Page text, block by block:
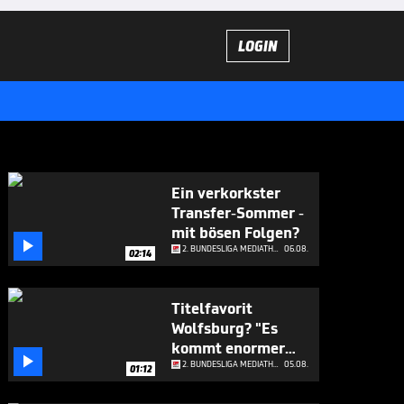
LOGIN
 02:14
Ein verkorkster
Transfer-Sommer -
mit bösen Folgen?
2. BUNDESLIGA MEDIATHEK HIGHLIGHTS 06.08.
 01:12
Titelfavorit
Wolfsburg? "Es
kommt enormer
Druck"
2. BUNDESLIGA MEDIATHEK HIGHLIGHTS 05.08.